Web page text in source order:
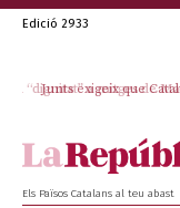
Edició 2933
Junts exigeix que
Els Països Catalans al teu abast